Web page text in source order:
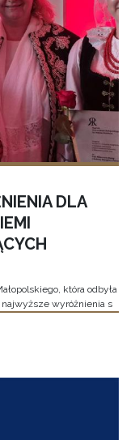
DLA
która odbyła
wyróżnienia s